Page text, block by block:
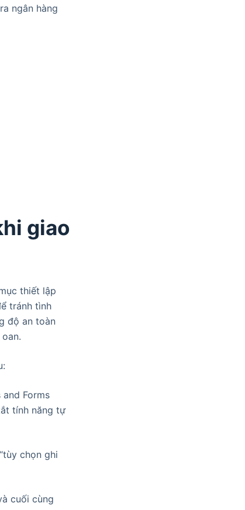
ngân hàng
giao
thiết lập
tránh tình
độ an toàn
Forms
tính năng tự
chọn ghi
cuối cùng